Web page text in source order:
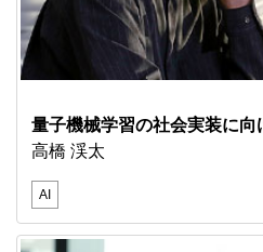
量子機械学習の社会実装に向
高橋 渓太
AI